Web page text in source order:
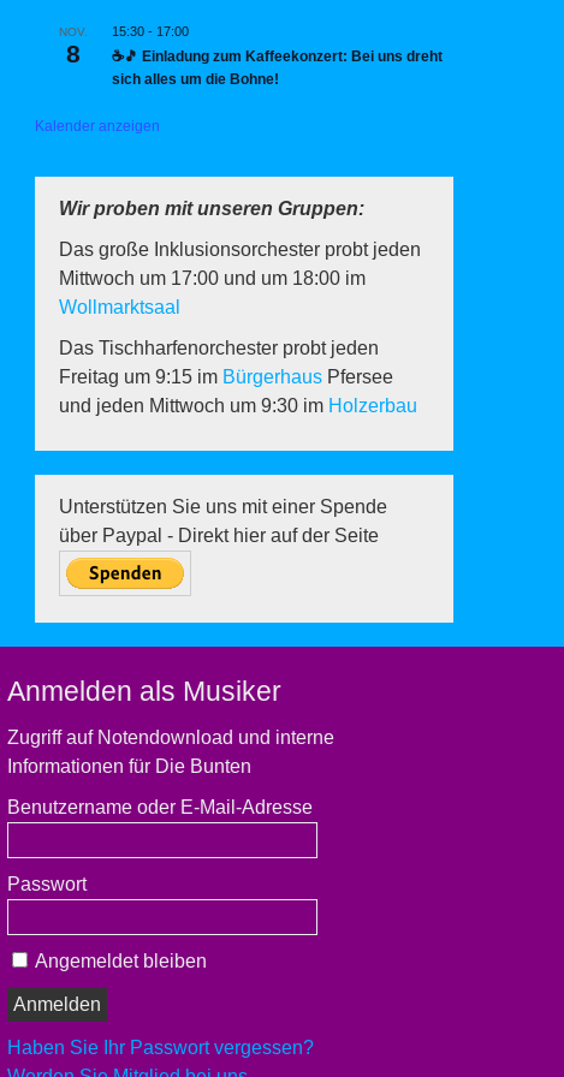
NOV.
8
15:30 - 17:00
☕🎵 Einladung zum Kaffeekonzert: Bei uns dreht
sich alles um die Bohne!
Kalender anzeigen
Wir proben mit unseren Gruppen:
Das große Inklusionsorchester probt jeden
Mittwoch um 17:00 und um 18:00 im
Wollmarktsaal
Das Tischharfenorchester probt jeden
Freitag um 9:15 im Bürgerhaus Pfersee
und jeden Mittwoch um 9:30 im Holzerbau
Unterstützen Sie uns mit einer Spende
über Paypal - Direkt hier auf der Seite
Anmelden als Musiker
Zugriff auf Notendownload und interne
Informationen für Die Bunten
Benutzername oder E-Mail-Adresse
Passwort
Angemeldet bleiben
Haben Sie Ihr Passwort vergessen?